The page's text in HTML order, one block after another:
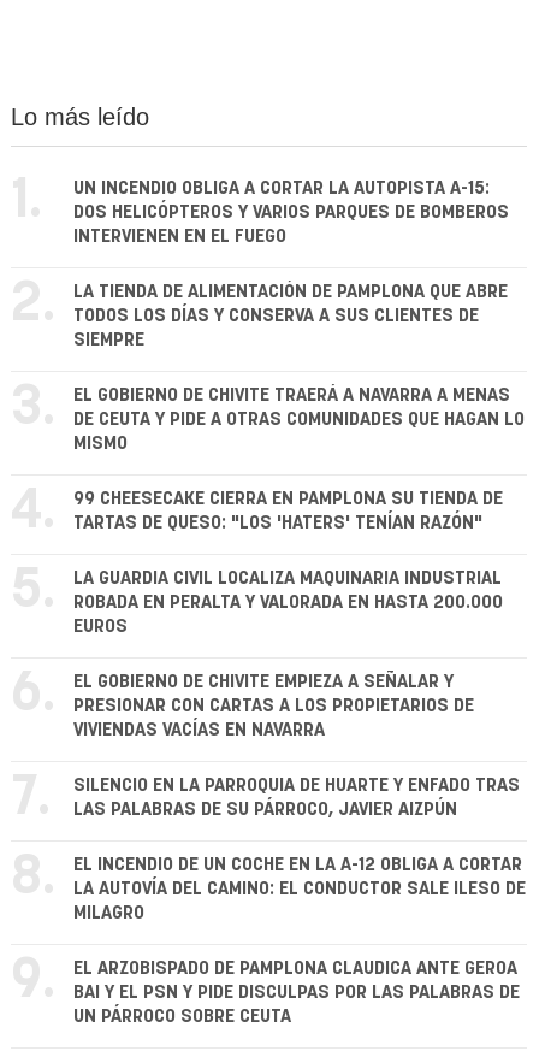
Lo más leído
1.
UN INCENDIO OBLIGA A CORTAR LA AUTOPISTA A-15:
DOS HELICÓPTEROS Y VARIOS PARQUES DE BOMBEROS
INTERVIENEN EN EL FUEGO
2.
LA TIENDA DE ALIMENTACIÓN DE PAMPLONA QUE ABRE
TODOS LOS DÍAS Y CONSERVA A SUS CLIENTES DE
SIEMPRE
3.
EL GOBIERNO DE CHIVITE TRAERÁ A NAVARRA A MENAS
DE CEUTA Y PIDE A OTRAS COMUNIDADES QUE HAGAN LO
MISMO
4.
99 CHEESECAKE CIERRA EN PAMPLONA SU TIENDA DE
TARTAS DE QUESO: "LOS 'HATERS' TENÍAN RAZÓN"
5.
LA GUARDIA CIVIL LOCALIZA MAQUINARIA INDUSTRIAL
ROBADA EN PERALTA Y VALORADA EN HASTA 200.000
EUROS
6.
EL GOBIERNO DE CHIVITE EMPIEZA A SEÑALAR Y
PRESIONAR CON CARTAS A LOS PROPIETARIOS DE
VIVIENDAS VACÍAS EN NAVARRA
7.
SILENCIO EN LA PARROQUIA DE HUARTE Y ENFADO TRAS
LAS PALABRAS DE SU PÁRROCO, JAVIER AIZPÚN
8.
EL INCENDIO DE UN COCHE EN LA A-12 OBLIGA A CORTAR
LA AUTOVÍA DEL CAMINO: EL CONDUCTOR SALE ILESO DE
MILAGRO
9.
EL ARZOBISPADO DE PAMPLONA CLAUDICA ANTE GEROA
BAI Y EL PSN Y PIDE DISCULPAS POR LAS PALABRAS DE
UN PÁRROCO SOBRE CEUTA